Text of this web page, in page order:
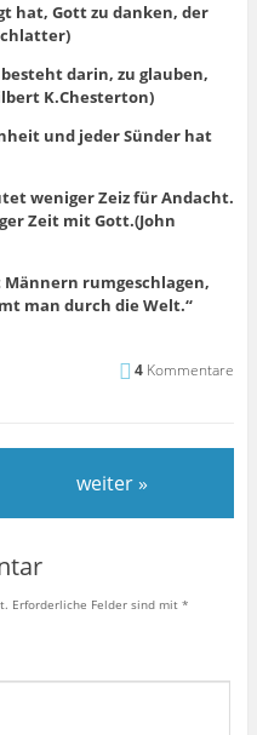
hat, Gott zu danken, der
darin, zu glauben,
K.Chesterton)
und jeder Sünder hat
weniger Zeiz für Andacht.
Zeit mit Gott.(John
rumgeschlagen,
man durch die Welt.“
4 Kommentare
weiter »
Erforderliche Felder sind mit *